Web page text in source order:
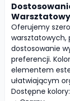
Oferujemy
warsztatowych,
dostosowanie
preferencji.
elementem
ułatwiającym
Dostępne kolory: